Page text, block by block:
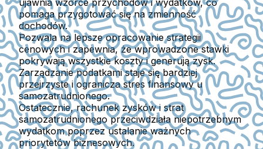
pomaga przygotować się na zmienność
dochodów.
Pozwala na lepsze opracowanie strategii
cenowych i zapewnia, że wprowadzone stawki
pokrywają wszystkie koszty i generują zysk.
Zarządzanie podatkami staje się bardziej
przejrzyste i ogranicza stres finansowy u
samozatrudnionego.
Ostatecznie, rachunek zysków i strat
samozatrudnionego przeciwdziała niepotrzebnym
wydatkom poprzez ustalanie ważnych
priorytetów biznesowych.